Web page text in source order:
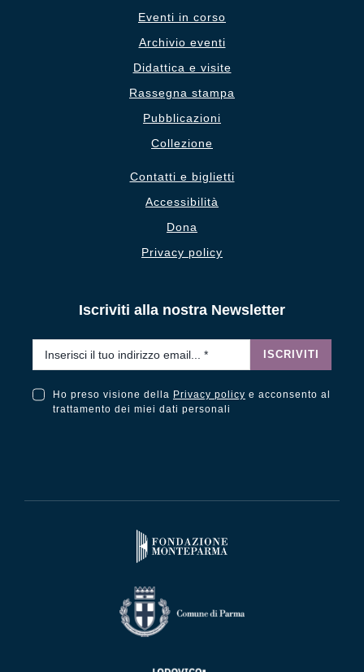
Eventi in corso
Archivio eventi
Didattica e visite
Rassegna stampa
Pubblicazioni
Collezione
Contatti e biglietti
Accessibilità
Dona
Privacy policy
Iscriviti alla nostra Newsletter
ISCRIVITI
Ho preso visione della Privacy policy e acconsento al
trattamento dei miei dati personali